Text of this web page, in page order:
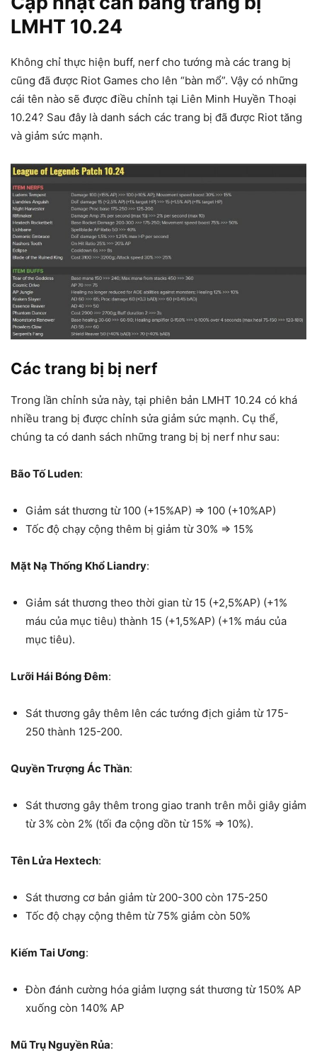
LMHT 10.24
Không chỉ thực hiện buff, nerf cho tướng mà các trang bị
cũng đã được Riot Games cho lên “bàn mổ”. Vậy có những
cái tên nào sẽ được điều chỉnh tại Liên Minh Huyền Thoại
10.24? Sau đây là danh sách các trang bị đã được Riot tăng
và giảm sức mạnh.
Các trang bị bị nerf
Trong lần chỉnh sửa này, tại phiên bản LMHT 10.24 có khá
nhiều trang bị được chỉnh sửa giảm sức mạnh. Cụ thể,
chúng ta có danh sách những trang bị bị nerf như sau:
Bão Tố Luden:
Giảm sát thương từ 100 (+15%AP) => 100 (+10%AP)
Tốc độ chạy cộng thêm bị giảm từ 30% => 15%
Mặt Nạ Thống Khổ Liandry:
Giảm sát thương theo thời gian từ 15 (+2,5%AP) (+1%
máu của mục tiêu) thành 15 (+1,5%AP) (+1% máu của
mục tiêu).
Lưỡi Hái Bóng Đêm:
Sát thương gây thêm lên các tướng địch giảm từ 175-
250 thành 125-200.
Quyền Trượng Ác Thần:
Sát thương gây thêm trong giao tranh trên mỗi giây giảm
từ 3% còn 2% (tối đa cộng dồn từ 15% => 10%).
Tên Lửa Hextech:
Sát thương cơ bản giảm từ 200-300 còn 175-250
Tốc độ chạy cộng thêm từ 75% giảm còn 50%
Kiếm Tai Ương:
Đòn đánh cường hóa giảm lượng sát thương từ 150% AP
xuống còn 140% AP
Mũ Trụ Nguyền Rủa: